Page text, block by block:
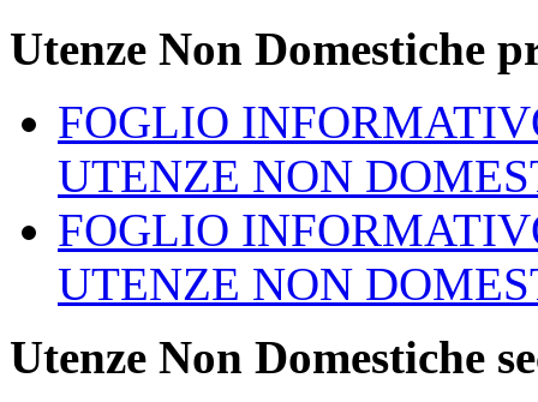
Utenze Non Domestiche
FOGLIO
UTENZE NON
FOGLIO
UTENZE NON
Utenze Non Domestiche